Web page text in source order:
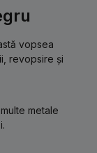
vopsea
revopsire și
metale